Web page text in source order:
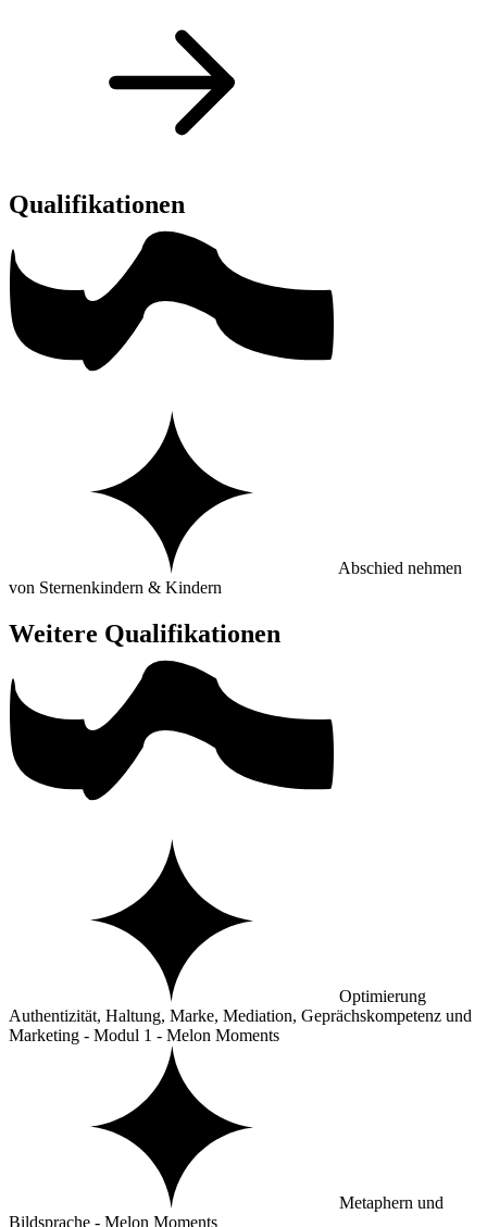
Qualifikationen
Abschied nehmen
von Sternenkindern & Kindern
Weitere Qualifikationen
Optimierung
Authentizität, Haltung, Marke, Mediation, Geprächskompetenz und
Marketing - Modul 1 - Melon Moments
Metaphern und
Bildsprache - Melon Moments